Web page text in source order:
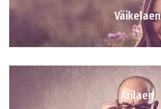
Väikelaen
Ärilaen